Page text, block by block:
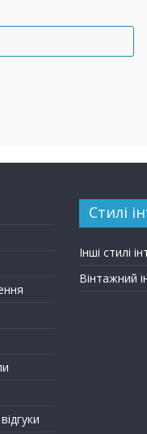
Стилі
Інші стилі
Вінтажний